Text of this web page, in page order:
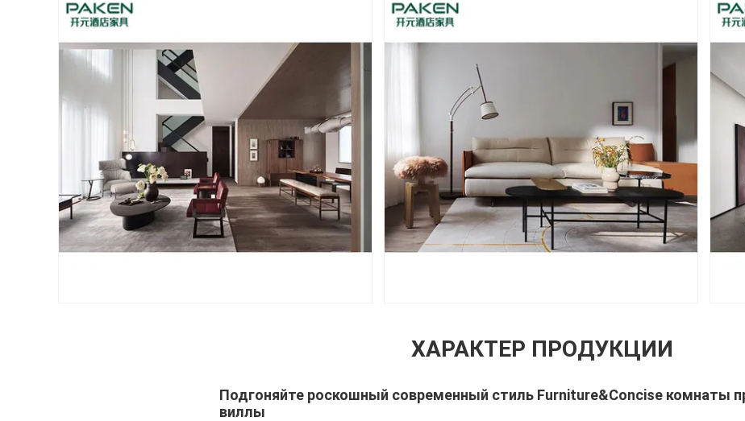
ХАРАКТЕР ПРОДУКЦИИ
Подгоняйте роскошный современный стиль Furniture&Concise комнаты
виллы